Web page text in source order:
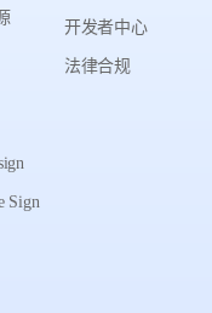
Sign
开发者中心
法律合规